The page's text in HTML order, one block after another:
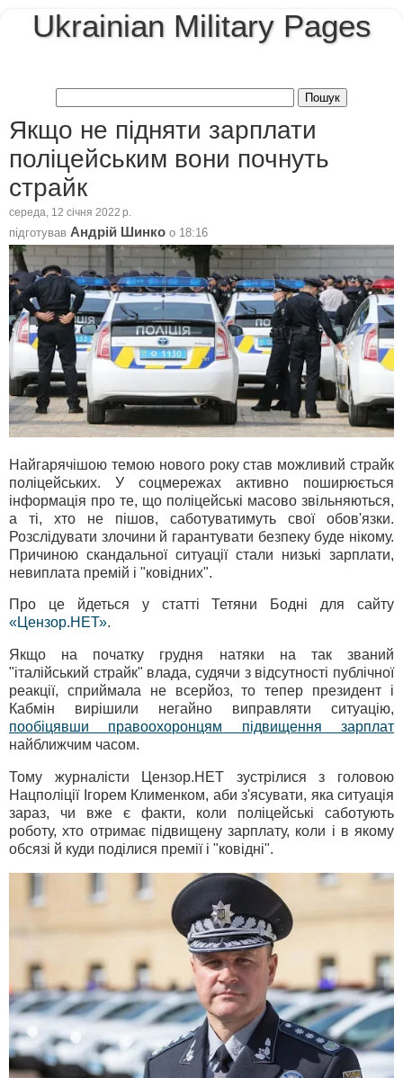
Ukrainian Military Pages
Якщо не підняти зарплати
поліцейським вони почнуть
страйк
середа, 12 січня 2022 р.
підготував Андрій Шинко о 18:16
Найгарячішою темою нового року став можливий страйк
поліцейських. У соцмережах активно поширюється
інформація про те, що поліцейські масово звільняються,
а ті, хто не пішов, саботуватимуть свої обов'язки.
Розслідувати злочини й гарантувати безпеку буде нікому.
Причиною скандальної ситуації стали низькі зарплати,
невиплата премій і "ковідних".
Про це йдеться у статті Тетяни Бодні для сайту
«Цензор.НЕТ».
Якщо на початку грудня натяки на так званий
"італійський страйк" влада, судячи з відсутності публічної
реакції, сприймала не всерйоз, то тепер президент і
Кабмін вирішили негайно виправляти ситуацію,
пообіцявши правоохоронцям підвищення зарплат
найближчим часом.
Тому журналісти Цензор.НЕТ зустрілися з головою
Нацполіції Ігорем Клименком, аби з'ясувати, яка ситуація
зараз, чи вже є факти, коли поліцейські саботують
роботу, хто отримає підвищену зарплату, коли і в якому
обсязі й куди поділися премії і "ковідні".